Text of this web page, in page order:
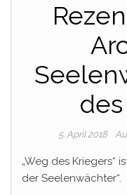
des
5. April 2018
„Weg des Kriegers“
der Seelenwächter“.